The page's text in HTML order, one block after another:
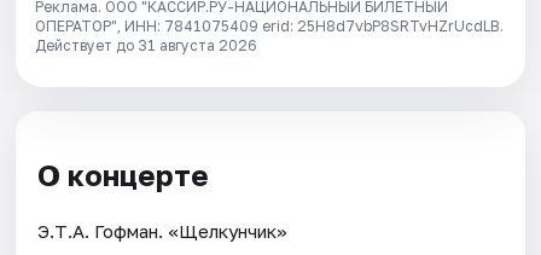
Реклама. ООО "КАССИР.РУ-НАЦИОНАЛЬНЫЙ БИЛЕТНЫЙ
ОПЕРАТОР", ИНН: 7841075409 erid: 25H8d7vbP8SRTvHZrUcdLB.
Действует до 31 августа 2026
О концерте
Э.Т.А. Гофман. «Щелкунчик»